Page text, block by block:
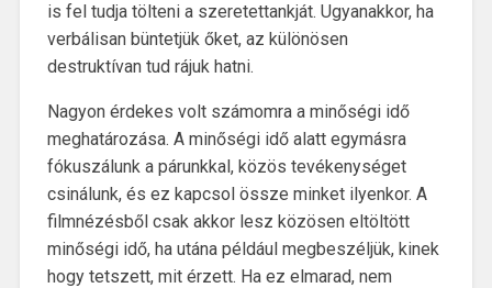
is fel tudja tölteni a szeretettankját. Ugyanakkor, ha
verbálisan büntetjük őket, az különösen
destruktívan tud rájuk hatni.
Nagyon érdekes volt számomra a minőségi idő
meghatározása. A minőségi idő alatt egymásra
fókuszálunk a párunkkal, közös tevékenységet
csinálunk, és ez kapcsol össze minket ilyenkor. A
filmnézésből csak akkor lesz közösen eltöltött
minőségi idő, ha utána például megbeszéljük, kinek
hogy tetszett, mit érzett. Ha ez elmarad, nem